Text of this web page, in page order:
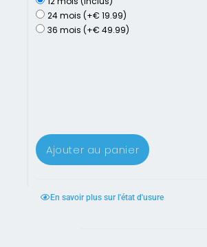
24 mois (+€ 19.99)
36 mois (+€ 49.99)
Ajouter au panier
En savoir plus sur l'état d'usure